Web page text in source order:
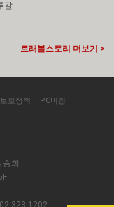
갈
트래블스토리 더보기 >
호정책 PC버전
희